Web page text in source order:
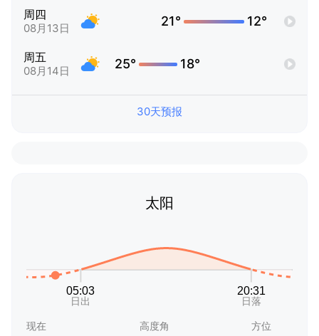
周四
08月13日 21° 12°
周五
08月14日 25° 18°
30天预报
太阳
现在 高度角 方位